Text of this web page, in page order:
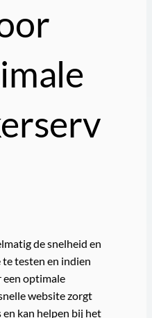
de snelheid en
testen en indien
een optimale
website zorgt
kan helpen bij het